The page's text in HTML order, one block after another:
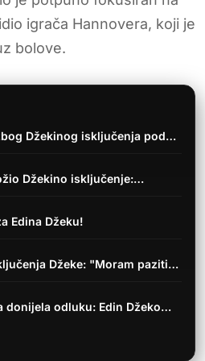
igrača Hannovera, koji je
bolove.
Džekinog isključenja pod…
Džekino isključenje:…
Edina Džeku!
Džeke: "Moram paziti…
donijela odluku: Edin Džeko…